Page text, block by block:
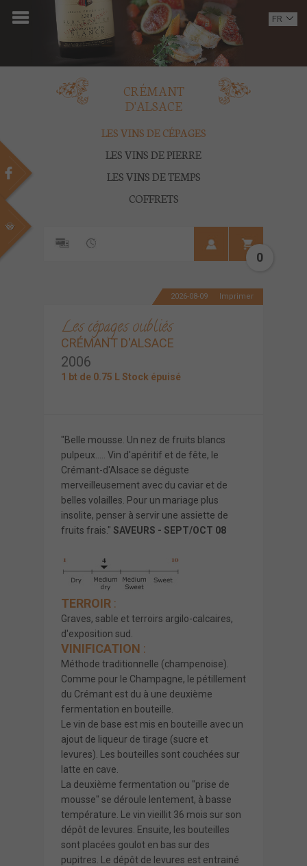
ACCUEIL
DOMAINE
OENOTOURISME
VINS
MULTIMEDIA
CONTACT
FR
CRÉMANT
D'ALSACE
LES VINS DE CÉPAGES
LES VINS DE PIERRE
LES VINS DE TEMPS
COFFRETS
0
2026-08-09 Imprimer
Les cépages oubliés
CRÉMANT D'ALSACE
2006
1 bt de 0.75 L Stock épuisé
"Belle mousse. Un nez de fruits blancs
pulpeux..... Vin d'apéritif et de fête, le
Crémant-d'Alsace se déguste
merveilleusement avec du caviar et de
belles volailles. Pour un mariage plus
insolite, penser à servir une assiette de
fruits frais." SAVEURS - SEPT/OCT 08
TERROIR :
Graves, sable et terroirs argilo-calcaires,
d'exposition sud.
VINIFICATION :
Méthode traditionnelle (champenoise).
Comme pour le Champagne, le pétillement
du Crémant est du à une deuxième
fermentation en bouteille.
Le vin de base est mis en bouteille avec un
ajout de liqueur de tirage (sucre et
levures). Les bouteilles sont couchées sur
latte en cave.
La deuxième fermentation ou "prise de
mousse" se déroule lentement, à basse
température. Le vin vieillit 36 mois sur son
dépôt de levures. Ensuite, les bouteilles
sont placées goulot en bas sur des
pupitres. Le dépôt de levures est entrainé